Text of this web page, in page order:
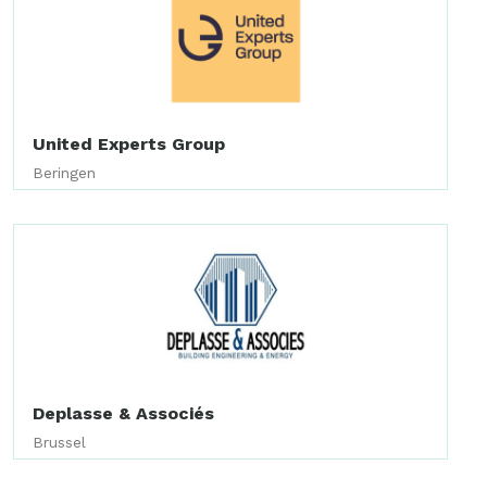
United Experts Group
Beringen
Deplasse & Associés
Brussel